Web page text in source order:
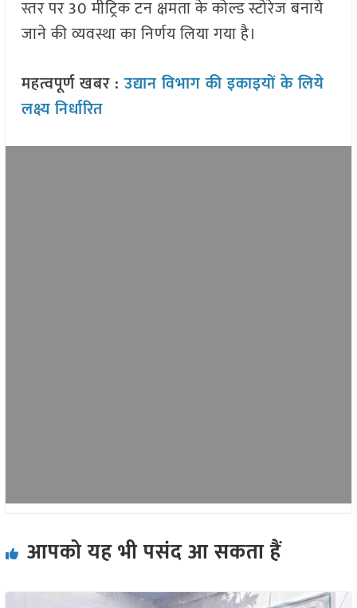
स्तर पर 30 मीट्रिक टन क्षमता के कोल्ड स्टोरेज बनाये
जाने की व्यवस्था का निर्णय लिया गया है।
महत्वपूर्ण खबर :उद्यान विभाग की इकाइयों के लिये
लक्ष्य निर्धारित
आपको यह भी पसंद आ सकता हैं